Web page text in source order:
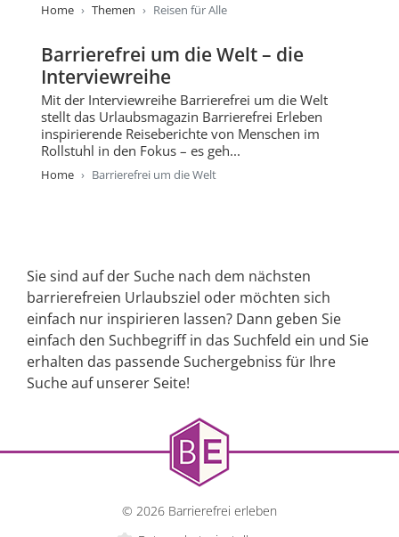
Home Themen Reisen für Alle
Barrierefrei um die Welt – die
Interviewreihe
Mit der Interviewreihe Barrierefrei um die Welt
stellt das Urlaubsmagazin Barrierefrei Erleben
inspirierende Reiseberichte von Menschen im
Rollstuhl in den Fokus – es geh...
Home Barrierefrei um die Welt
Sie sind auf der Suche nach dem nächsten
barrierefreien Urlaubsziel oder möchten sich
einfach nur inspirieren lassen? Dann geben Sie
einfach den Suchbegriff in das Suchfeld ein und Sie
erhalten das passende Suchergebniss für Ihre
Suche auf unserer Seite!
© 2026 Barrierefrei erleben